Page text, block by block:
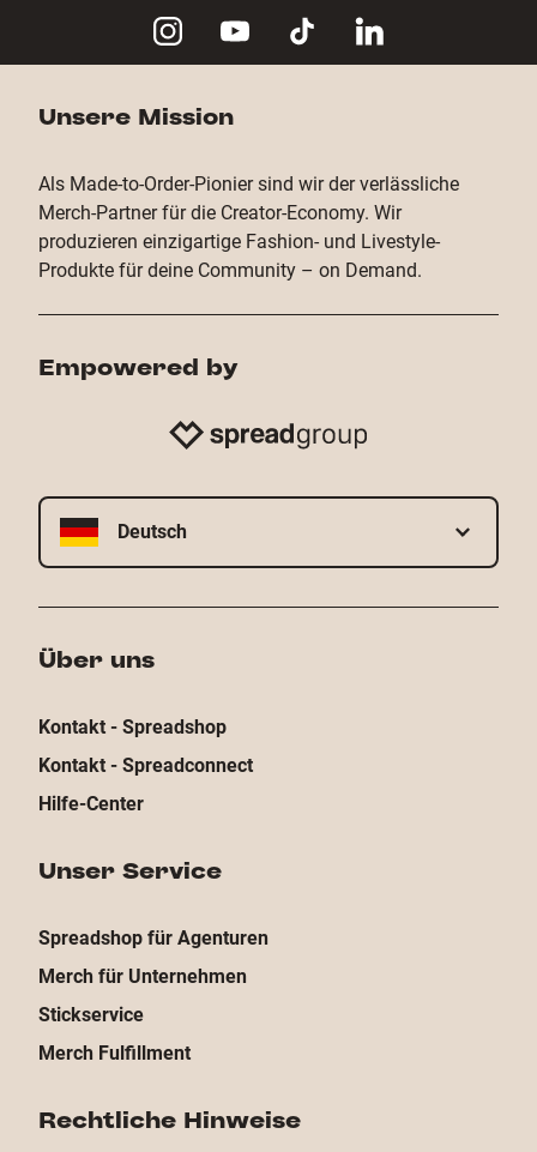
für Stick freigegeben Produkten platziert werden.
Unsere Mission
Als Made-to-Order-Pionier sind wir der verlässliche
Merch-Partner für die Creator-Economy. Wir
produzieren einzigartige Fashion- und Livestyle-
Produkte für deine Community – on Demand.
Empowered by
Deutsch
Über uns
Kontakt - Spreadshop
Kontakt - Spreadconnect
Hilfe-Center
Unser Service
Spreadshop für Agenturen
Merch für Unternehmen
Stickservice
Merch Fulfillment
Rechtliche Hinweise